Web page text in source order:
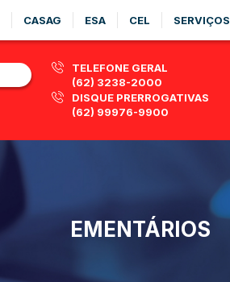
CASAG ESA CEL SERVIÇOS
TELEFONE GERAL
(62) 3238-2000
DISQUE PRERROGATIVAS
(62) 99976-9900
EMENTÁRIOS